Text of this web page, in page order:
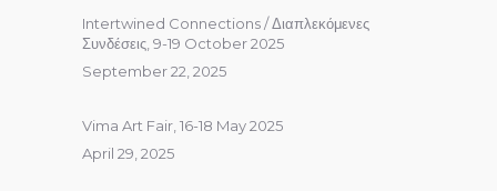
Intertwined Connections / Διαπλεκόμενες
Συνδέσεις, 9-19 October 2025
September 22, 2025
Vima Art Fair, 16-18 May 2025
April 29, 2025